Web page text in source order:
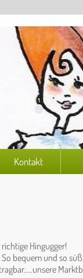
Kontakt
Hingugger!
bequem und so